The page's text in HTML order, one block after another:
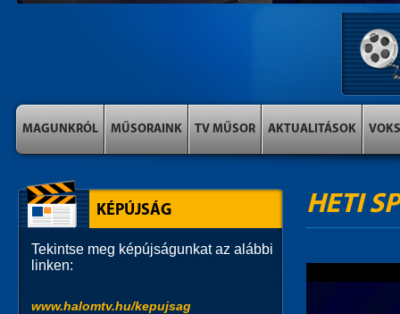
MAGUNKRÓL MŰSORAINK TV MŰSOR AKTUALITÁSOK VOKS
HETI
KÉPÚJSÁG
Tekintse meg képújságunkat az alábbi
linken:
www.halomtv.hu/kepujsag